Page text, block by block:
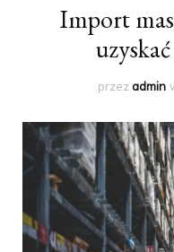
Import
przezadmin